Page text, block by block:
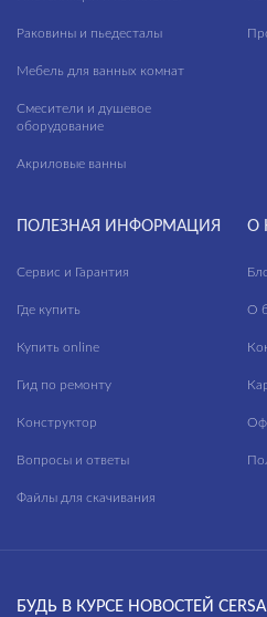
Раковины и пьедесталы
Мебель для ванных комнат
Смесители и душевое
оборудование
Акриловые ванны
ПОЛЕЗНАЯ ИНФОРМАЦИЯ
Сервис и Гарантия
Где купить
Купить online
Гид по ремонту
Конструктор
Вопросы и ответы
Файлы для скачивания
О
О
БУДЬ В КУРСЕ НОВОСТЕЙ